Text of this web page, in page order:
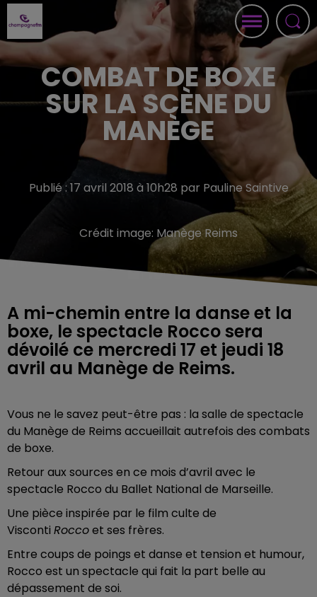
COMBAT DE BOXE
SUR LA SCÈNE DU
MANÈGE
Publié : 17 avril 2018 à 10h28 par Pauline Saintive
Crédit image: Manège Reims
A mi-chemin entre la danse et la
boxe, le spectacle Rocco sera
dévoilé ce mercredi 17 et jeudi 18
avril au Manège de Reims.
Vous ne le savez peut-être pas : la salle de spectacle
du Manège de Reims accueillait autrefois des combats
de boxe.
Retour aux sources en ce mois d’avril avec le
spectacle Rocco du Ballet National de Marseille.
Une pièce inspirée par le film culte de
Visconti Roccoet ses frères.
Entre coups de poings et danse et tension et humour,
Rocco est un spectacle qui fait la part belle au
dépassement de soi.